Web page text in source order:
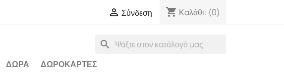
 Σύνδεση shopping_cart Καλάθι: (0)
search
ΔΏΡΑ ΔΩΡΟΚΆΡΤΕΣ